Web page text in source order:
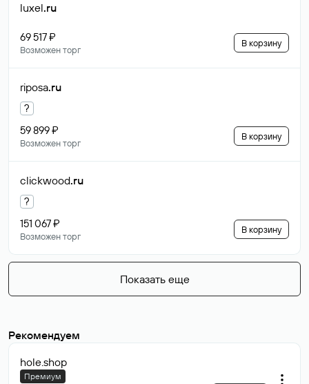
luxel.ru
69 517 ₽
Возможен торг
В корзину
riposa.ru
?
59 899 ₽
Возможен торг
В корзину
clickwood.ru
?
151 067 ₽
Возможен торг
В корзину
Показать еще
Рекомендуем
hole.shop
Премиум